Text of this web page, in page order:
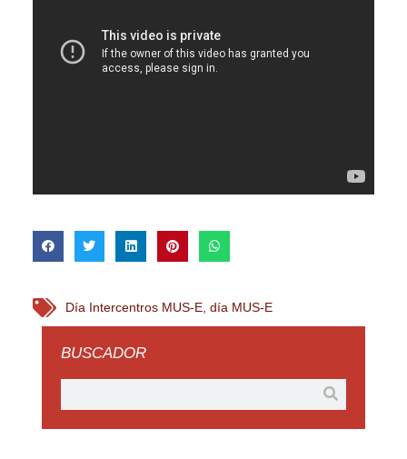
Día Intercentros MUS-E, día MUS-E
BUSCADOR